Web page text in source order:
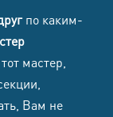
по каким-
мастер,
Вам не